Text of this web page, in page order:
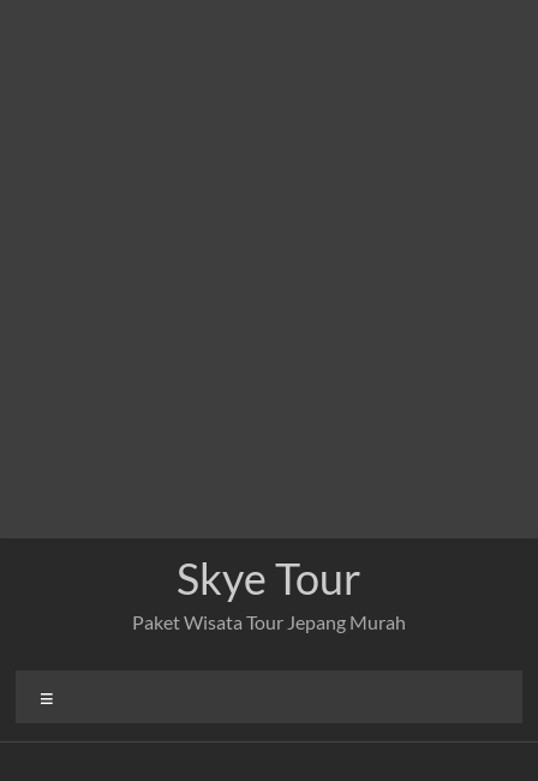
Skye Tour
Paket Wisata Tour Jepang Murah